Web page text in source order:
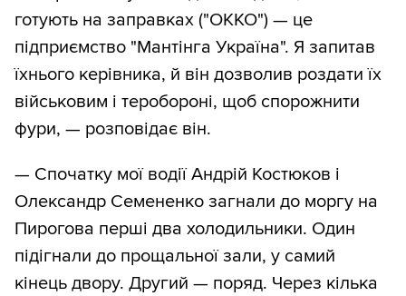
готують на заправках ("ОККО") — це
підприємство "Мантінга Україна". Я запитав
їхнього керівника, й він дозволив роздати їх
військовим і теробороні, щоб спорожнити
фури, — розповідає він.
— Спочатку мої водії Андрій Костюков і
Олександр Семененко загнали до моргу на
Пирогова перші два холодильники. Один
підігнали до прощальної зали, у самий
кінець двору. Другий — поряд. Через кілька